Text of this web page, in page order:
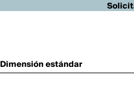
Dimensión estándar